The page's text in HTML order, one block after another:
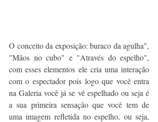
O conceito da exposição: buraco da agulha",
"Mãos no cubo" e "Através do espelho",
com esses elementos ele cria uma interação
com o espectador pois logo que você entra
na Galeria você já se vê espelhado ou seja é
a sua primeira sensação que você tem de
uma imagem refletida no espelho, ou seja,